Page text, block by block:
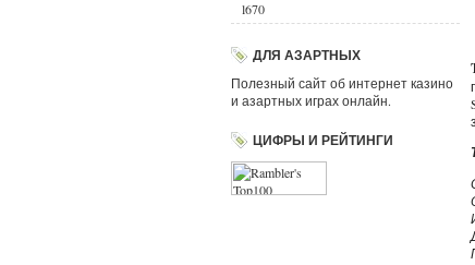
l670
ДЛЯ АЗАРТНЫХ
Полезный сайт об интернет казино
и азартных играх онлайн.
ЦИФРЫ И РЕЙТИНГИ